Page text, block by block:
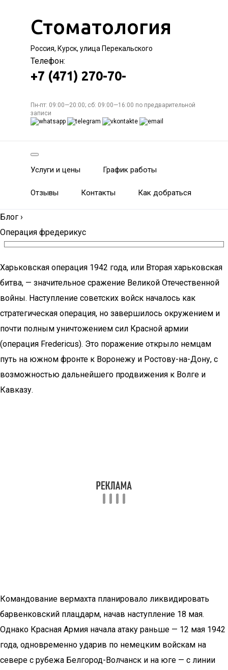
Стоматология
Россия, Курск, улица Перекальского
Телефон:
+7 (471) 270-70-
Пн-пт: 09:00—20:00; сб: 09:00—16:00 по предварительной
записи
Услуги и цены График работы
Отзывы Контакты Как добраться
Блог ›
Операция фредерикус
Харьковская операция 1942 года, или Вторая харьковская
битва, — значительное сражение Великой Отечественной
войны. Наступление советских войск началось как
стратегическая операция, но завершилось окружением и
почти полным уничтожением сил Красной армии
(операция Fredericus). Это поражение открыло немцам
путь на южном фронте к Воронежу и Ростову-на-Дону, с
возможностью дальнейшего продвижения к Волге и
Кавказу.
Командование вермахта планировало ликвидировать
барвенковский плацдарм, начав наступление 18 мая.
Однако Красная Армия начала атаку раньше — 12 мая 1942
года, одновременно ударив по немецким войскам на
севере с рубежа Белгород-Волчанск и на юге — с линии